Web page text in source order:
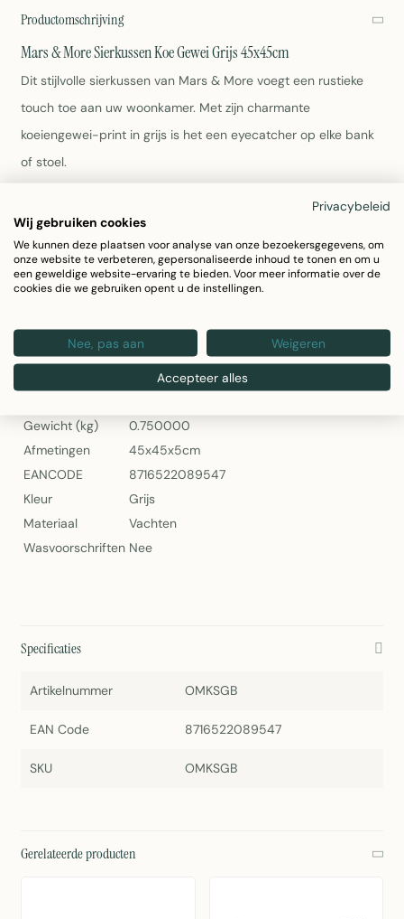
Productomschrijving
Mars & More Sierkussen Koe Gewei Grijs 45x45cm
Dit stijlvolle sierkussen van Mars & More voegt een rustieke
touch toe aan uw woonkamer. Met zijn charmante
koeiengewei-print in grijs is het een eyecatcher op elke bank
of stoel.
Materiaal: Zacht vachten stof
Kleur: Grijs met koe-gewei design
Gewicht: 750 gram
Artikelnummer: OMKSGB
Mars & More Sierkussen Koe Gewei Grijs 45x45cm
Specificaties
Gewicht (kg)
0.750000
Afmetingen
45x45x5cm
EANCODE
8716522089547
Kleur
Grijs
Materiaal
Vachten
Wasvoorschriften Nee
Specificaties
Artikelnummer OMKSGB
EAN Code 8716522089547
SKU OMKSGB
Gerelateerde producten
Privacybeleid
Wij gebruiken cookies
We kunnen deze plaatsen voor analyse van onze bezoekersgegevens, om
onze website te verbeteren, gepersonaliseerde inhoud te tonen en om u
een geweldige website-ervaring te bieden. Voor meer informatie over de
cookies die we gebruiken opent u de instellingen.
Nee, pas aan Weigeren
Accepteer alles